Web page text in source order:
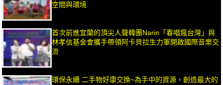
空間與環境
首次前進宜蘭的頂尖人聲韓團Narin「春唱瘋台灣」與
林孝信基金會攜手帶領阿卡貝拉生力軍開啟國際音樂交
流
環保永續 二手物好康交換~為手中的資源，創造最大的